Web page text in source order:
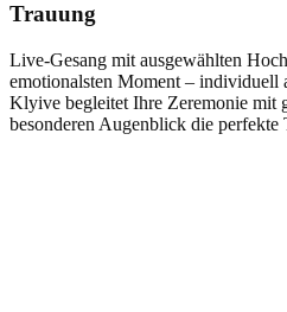
Trauung
Live-Gesang mit ausgewählten
emotionalsten Moment – individuell
Klyive begleitet Ihre Zeremonie mit
besonderen Augenblick die perfekte